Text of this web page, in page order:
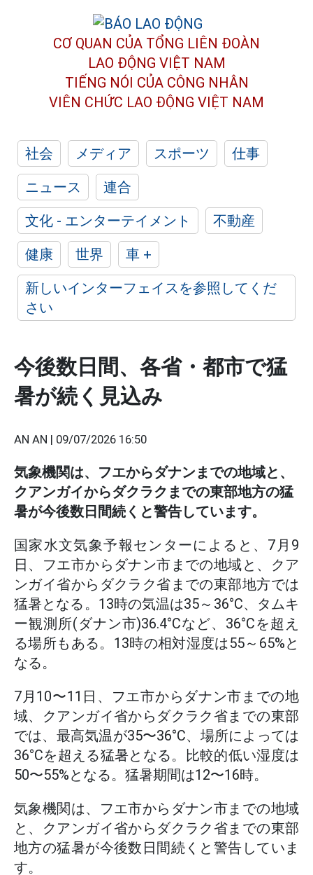
CƠ QUAN CỦA TỔNG LIÊN ĐOÀN
LAO ĐỘNG VIỆT NAM
TIẾNG NÓI CỦA CÔNG NHÂN
VIÊN CHỨC LAO ĐỘNG VIỆT NAM
社会 メディア スポーツ
仕事
ニュース
連合
文化 - エンターテイメント
不動産
健康
世界
車 +
新しいインターフェイスを参照してくだ
さい
今後数日間、各省・都市で猛
暑が続く見込み
AN AN | 09/07/2026 16:50
気象機関は、フエからダナンまでの地域と、
クアンガイからダクラクまでの東部地方の猛
暑が今後数日間続くと警告しています。
国家水文気象予報センターによると、7月9
日、フエ市からダナン市までの地域と、クア
ンガイ省からダクラク省までの東部地方では
猛暑となる。13時の気温は35～36°C、タムキ
ー観測所(ダナン市)36.4°Cなど、36°Cを超え
る場所もある。13時の相対湿度は55～65%と
なる。
7月10〜11日、フエ市からダナン市までの地
域、クアンガイ省からダクラク省までの東部
では、最高気温が35〜36°C、場所によっては
36°Cを超える猛暑となる。比較的低い湿度は
50〜55%となる。猛暑期間は12〜16時。
気象機関は、フエ市からダナン市までの地域
と、クアンガイ省からダクラク省までの東部
地方の猛暑が今後数日間続くと警告していま
す。